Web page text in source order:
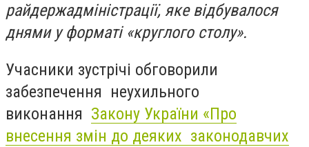
райдержадміністрації, яке відбувалося
днями у форматі «круглого столу».
Учасники зустрічі обговорили
забезпечення неухильного
виконання Закону України «Про
внесення змін до деяких законодавчих